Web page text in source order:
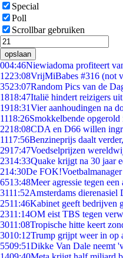
Special
Poll
Scrollbar gebruiken
opslaan
004:46Niewiadoma profiteert
1223:08VrijMiBabes #316 (not
3523:07Random Pics van de
1818:47Italië hindert reizigers
1918:31Vier aanhoudingen na
1118:26Smokkelbende
2218:08CDA en D66 willen
1117:56Benzineprijs daalt
2917:47Voedselprijzen
2314:33Quake krijgt na 30 jaar
214:30De
6513:48Meer agressie tegen
3111:52Amsterdams
2511:46Kabinet geeft bedrijven
2311:14OM eist TBS tegen
3011:08Tropische hitte keert
3010:12Trump grijpt weer in op
5509:51Dikke Van Dale neemt